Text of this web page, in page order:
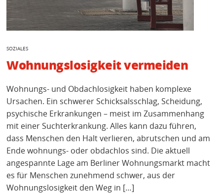
SOZIALES
Wohnungslosigkeit vermeiden
Wohnungs- und Obdachlosigkeit haben komplexe
Ursachen. Ein schwerer Schicksalsschlag, Scheidung,
psychische Erkrankungen – meist im Zusammenhang
mit einer Suchterkrankung. Alles kann dazu führen,
dass Menschen den Halt verlieren, abrutschen und am
Ende wohnungs- oder obdachlos sind. Die aktuell
angespannte Lage am Berliner Wohnungsmarkt macht
es für Menschen zunehmend schwer, aus der
Wohnungslosigkeit den Weg in […]